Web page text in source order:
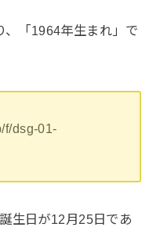
「1964年生まれ」で
f/dsg-01-
生日が12月25日であ